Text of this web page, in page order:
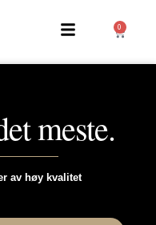
0
meste.
av høy kvalitet